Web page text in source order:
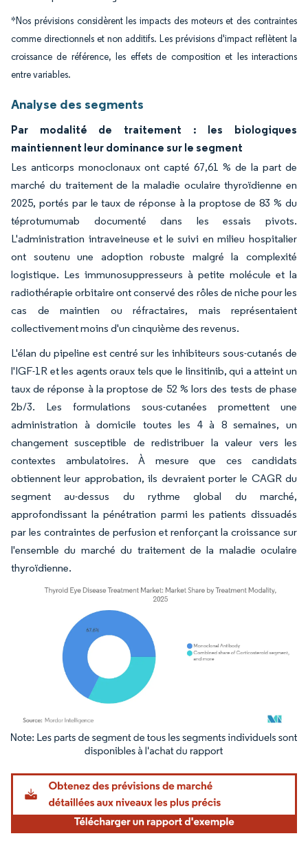
*Nos prévisions considèrent les impacts des moteurs et des contraintes
comme directionnels et non additifs. Les prévisions d'impact reflètent la
croissance de référence, les effets de composition et les interactions
entre variables.
Analyse des segments
Par modalité de traitement : les biologiques
maintiennent leur dominance sur le segment
Les anticorps monoclonaux ont capté 67,61 % de la part de
marché du traitement de la maladie oculaire thyroïdienne en
2025, portés par le taux de réponse à la proptose de 83 % du
téprotumumab documenté dans les essais pivots.
L'administration intraveineuse et le suivi en milieu hospitalier
ont soutenu une adoption robuste malgré la complexité
logistique. Les immunosuppresseurs à petite molécule et la
radiothérapie orbitaire ont conservé des rôles de niche pour les
cas de maintien ou réfractaires, mais représentaient
collectivement moins d'un cinquième des revenus.
L'élan du pipeline est centré sur les inhibiteurs sous-cutanés de
l'IGF-1R et les agents oraux tels que le linsitinib, qui a atteint un
taux de réponse à la proptose de 52 % lors des tests de phase
2b/3. Les formulations sous-cutanées promettent une
administration à domicile toutes les 4 à 8 semaines, un
changement susceptible de redistribuer la valeur vers les
contextes ambulatoires. À mesure que ces candidats
obtiennent leur approbation, ils devraient porter le CAGR du
segment au-dessus du rythme global du marché,
approfondissant la pénétration parmi les patients dissuadés
par les contraintes de perfusion et renforçant la croissance sur
l'ensemble du marché du traitement de la maladie oculaire
thyroïdienne.
Image © Mordor Intelligence. La réutilisation nécessite une attribution sous CC BY